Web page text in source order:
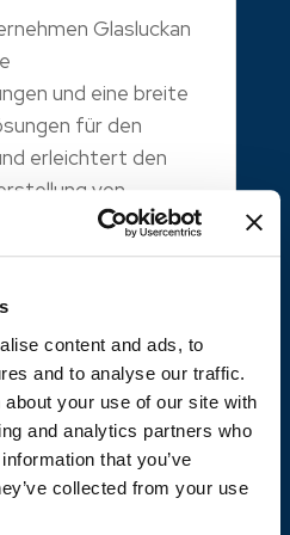
content and ads, to
and to analyse our traffic.
your use of our site with
and analytics partners who
that you’ve
collected from your use
Glasluckan
und eine breite
für den
erleichtert den
von
Ein gutes...
digitalisiert den